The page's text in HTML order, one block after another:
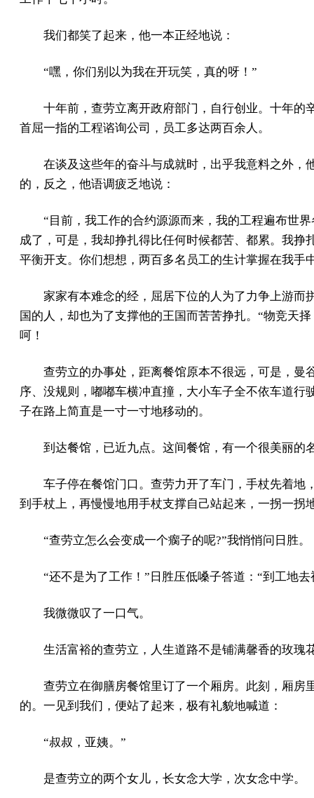
我们都笑了起来，他一本正经地说：
“嘿，你们别以为我在开玩笑，真的呀！”
十年前，查劳立离开政府部门，自行创业。十年的
首屈一指的工程谘询公司，员工多达两百余人。
在谈及这些年的奋斗与成就时，出乎我意料之外，
的，反之，他语调疲乏地说：
“目前，我工作的合约源源而来，我的工程遍布世
成了，可是，我却挣扎得比任何时候都苦、都累。我挣
平衡开支。你们想想，两百多名员工的生计掌握在我手
家家有本难念的经，屈居下位的人为了力争上游而
国的人，却也为了支撑他的王国而苦苦挣扎。“物竞天
呵！
查劳立的办事处，距离餐馆原本不很远，可是，曼
序、没规则，嘟嘟车横冲直撞，大小车子全不依车道行
子在路上简直是一寸一寸地移动的。
到达餐馆，已近九点。这间餐馆，有一个很美丽的
车子停在餐馆门口。查劳力开了车门，手杖先着地
到手杖上，再慢慢地用手杖支撑自己站起来，一拐一拐
“查劳立怎么会变成一个瘸子的呢?”我悄悄问日胜。
“还不是为了工作！”日胜压低嗓子答道：“到工地
我微微叹了一口气。
生活富裕的查劳立，人生道路不是铺满馨香的玫瑰
查劳立在御膳房餐馆里订了一个厢房。此刻，厢房
的。一见到我们，便站了起来，极有礼貌地喊道：
“叔叔，亚姨。”
是查劳立的两个女儿，长女念大学，次女念中学。